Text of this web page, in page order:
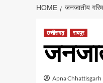
HOME ​जनजातीय
छत्तीसगढ़ रायपुर
Apna Chhattisgarh